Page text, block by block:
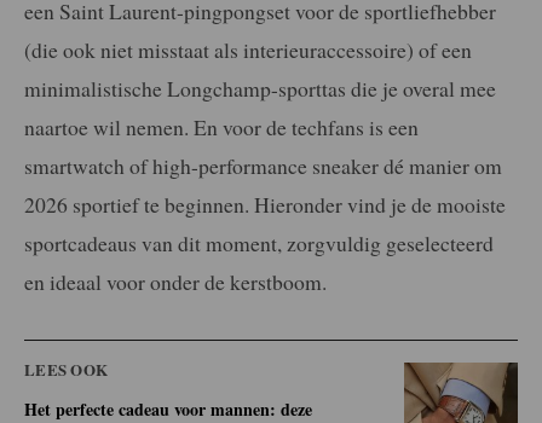
een Saint Laurent-pingpongset voor de sportliefhebber
(die ook niet misstaat als interieuraccessoire) of een
minimalistische Longchamp-sporttas die je overal mee
naartoe wil nemen. En voor de techfans is een
smartwatch of high-performance sneaker dé manier om
2026 sportief te beginnen. Hieronder vind je de mooiste
sportcadeaus van dit moment, zorgvuldig geselecteerd
en ideaal voor onder de kerstboom.
LEES OOK
Het perfecte cadeau voor mannen: deze